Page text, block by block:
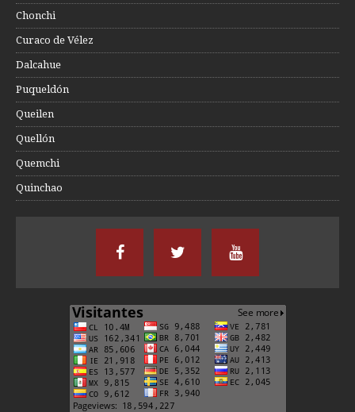
Chonchi
Curaco de Vélez
Dalcahue
Puqueldón
Queilen
Quellón
Quemchi
Quinchao